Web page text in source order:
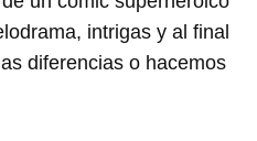
intrigas y al final
diferencias o hacemos